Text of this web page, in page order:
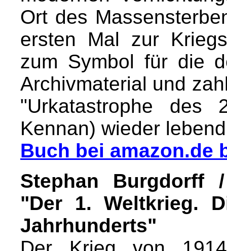
Ort des
ersten Mal zur
zum Symbol für die
Archivmaterial und
"Urkatastrophe des
Kennan) wieder
Buch bei amazon.de
Stephan Burgdorff
"Der 1. Weltkrieg.
Jahrhunderts"